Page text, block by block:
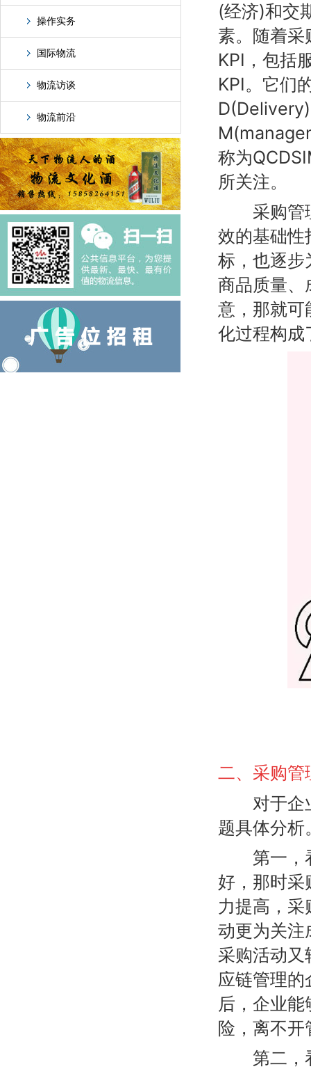
操作实务
国际物流
物流访谈
物流前沿
(经济)和交
素。随着采
KPI，包括
KPI。它们
称为
所关注。
采购管理
效的基础性
标，也逐步
商品质量、
意，那就可
化过程构成
二、采购管
对于企业
题具体分析
第一，看
好，那时采
力提高，
动更为关注
采购活动又
应链管理的
后，企业
险，离不开
第二，看